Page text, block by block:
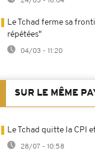
Le Tchad ferme sa
répétées"
04/03 - 11:20
SUR LE MÊME
Le Tchad quitte la CPI
28/07 - 10:58